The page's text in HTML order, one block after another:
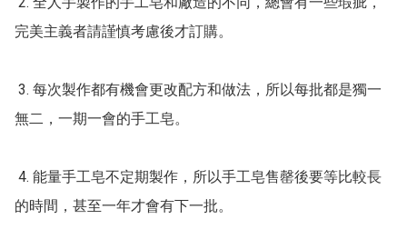
完美主義者請謹慎考慮後才訂購。
‭ 3. 每次製作都有機會更改配方和做法，所以每批都是獨一
無二，一期一會的手工皂。
‭ 4. 能量手工皂不定期製作，所以手工皂售罄後要等比較長
的時間，甚至一年才會有下一批。